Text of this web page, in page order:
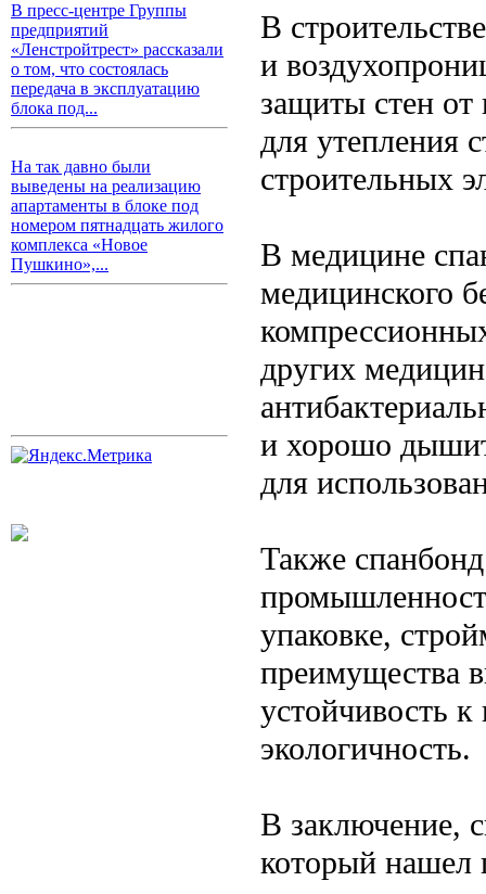
В пресс-центре Группы
предприятий
«Ленстройтрест» рассказали
о том, что состоялась
передача в эксплуатацию
блока под...
На так давно были
выведены на реализацию
апартаменты в блоке под
номером пятнадцать жилого
комплекса «Новое
Пушкино»,...
В
и
защиты стен от
для утепления
строительных
В медицине
медицинского
других
и хорошо
для
Также
упаковке,
преимущества
устойчивость
экологичность.
В заключение,
который нашел